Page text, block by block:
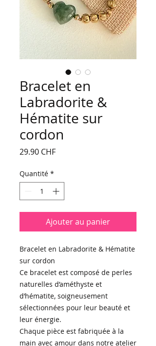
Bracelet en
Labradorite &
Hématite sur
cordon
29.90 CHFPrix
Quantité *
Ajouter au panier
Bracelet en Labradorite & Hématite
sur cordon
Ce bracelet est composé de perles
naturelles d’améthyste et
d’hématite, soigneusement
sélectionnées pour leur beauté et
leur énergie.
Chaque pièce est fabriquée à la
main avec amour dans notre atelier